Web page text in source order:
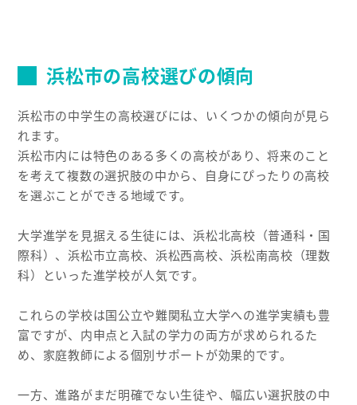
浜松市の高校選びの傾向
浜松市の中学生の高校選びには、いくつかの傾向が見ら
れます。
浜松市内には特色のある多くの高校があり、将来のこと
を考えて複数の選択肢の中から、自身にぴったりの高校
を選ぶことができる地域です。
大学進学を見据える生徒には、浜松北高校（普通科・国
際科）、浜松市立高校、浜松西高校、浜松南高校（理数
科）といった進学校が人気です。
これらの学校は国公立や難関私立大学への進学実績も豊
富ですが、内申点と入試の学力の両方が求められるた
め、家庭教師による個別サポートが効果的です。
一方、進路がまだ明確でない生徒や、幅広い選択肢の中